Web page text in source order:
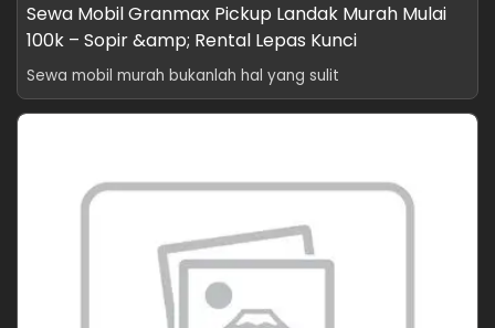
Sewa Mobil Granmax Pickup Landak Murah Mulai
100k – Sopir &amp; Rental Lepas Kunci
Sewa mobil murah bukanlah hal yang sulit